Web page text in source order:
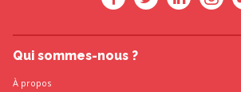
Qui sommes-nous ?
À propos